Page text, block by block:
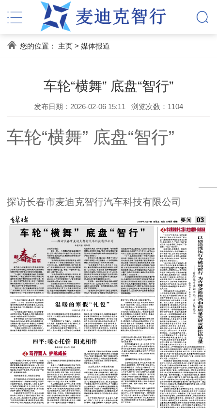
您的位置： 主页> 媒体报道
车轮“横舞” 底盘“智行”
发布日期：2026-02-06 15:11 浏览次数： 1104
车轮“横舞” 底盘“智行”
探访长春市麦迪克智行汽车科技有限公司